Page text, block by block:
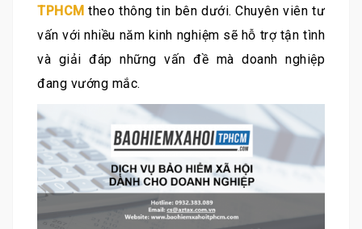
TPHCM theo thông tin bên dưới. Chuyên viên tư
vấn với nhiều năm kinh nghiệm sẽ hỗ trợ tận tình
và giải đáp những vấn đề mà doanh nghiệp
đang vướng mắc.